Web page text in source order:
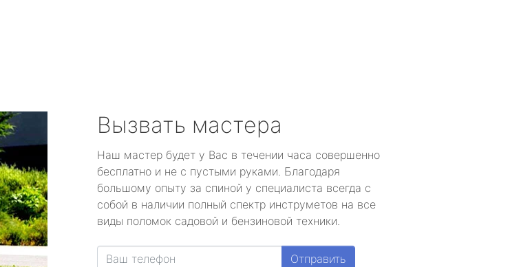
Вызвать мастера
Наш мастер будет у Вас в течении часа совершенно
бесплатно и не с пустыми руками. Благодаря
большому опыту за спиной у специалиста всегда с
собой в наличии полный спектр инструметов на все
виды поломок садовой и бензиновой техники.
Отправить